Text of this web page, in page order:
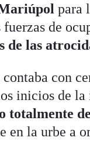
para
de
de las
con
inicios de
totalmente
en la urbe a